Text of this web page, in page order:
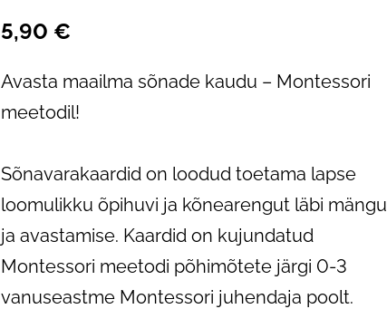
5,90 €
Avasta maailma sõnade kaudu – Montessori
meetodil!
Sõnavarakaardid on loodud toetama lapse
loomulikku õpihuvi ja kõnearengut läbi mängu
ja avastamise. Kaardid on kujundatud
Montessori meetodi põhimõtete järgi 0-3
vanuseastme Montessori juhendaja poolt.